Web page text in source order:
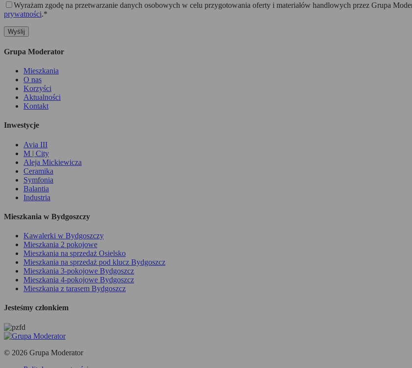
Wyrażam zgodę na przetwarzanie danych osobowych w celu przygotowania oferty i materiałów handlowych przez Grupa
prywatności.*
Grupa Moderator
Mieszkania
O nas
Korzyści
Aktualności
Kontakt
Inwestycje
Avia III
M | City
Aleja Mickiewicza
Ceramika
Symfonia
Balantia
Industria
Mieszkania w Bydgoszczy
Kawalerki w Bydgoszczy
Mieszkania 2 pokojowe
Mieszkania na sprzedaż Osielsko
Mieszkania na sprzedaż pod klucz Bydgoszcz
Mieszkania 3-pokojowe Bydgoszcz
Mieszkania 4-pokojowe Bydgoszcz
Mieszkania z tarasem Bydgoszcz
Jesteśmy członkiem
© 2026 Grupa Moderator